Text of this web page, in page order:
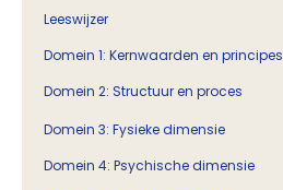
Leeswijzer
Domein 1: Kernwaarden en principes
Domein 2: Structuur en proces
Domein 3: Fysieke dimensie
Domein 4: Psychische dimensie